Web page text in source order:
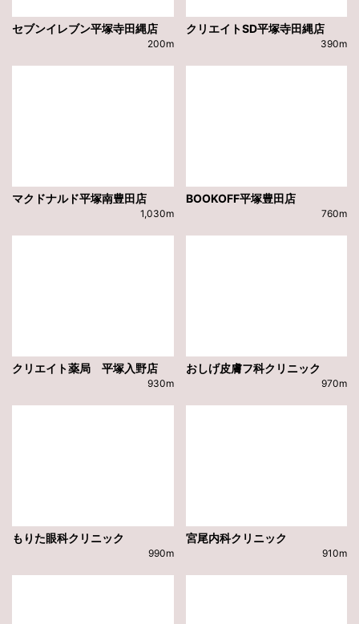
セブンイレブン平塚寺田縄店
200m
クリエイトSD平塚寺田縄店
390m
マクドナルド平塚南豊田店
1,030m
BOOKOFF平塚豊田店
760m
クリエイト薬局 平塚入野店
930m
おしげ皮膚フ科クリニック
970m
もりた眼科クリニック
990m
宮尾内科クリニック
910m